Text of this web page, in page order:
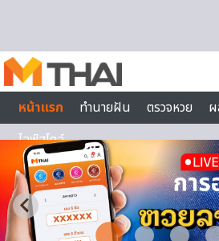
หน้าแรก
ทำนายฝัน ตรวจหวย
ไลฟ์สไตล์